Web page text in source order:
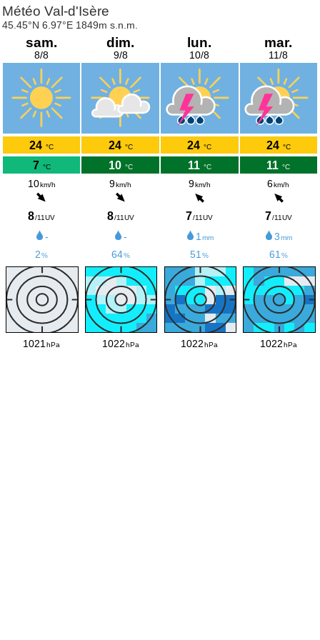
Météo Val-d'Isère
45.45°N 6.97°E 1849m s.n.m.
sam.
8/8
24 °C
7 °C
10km/h
8/11UV
-
2%
1021hPa
dim.
9/8
24 °C
10 °C
9km/h
8/11UV
-
64%
1022 hPa
lun.
10/8
24 °C
11 °C
9km/h
7/11UV
1 mm
51 %
1022 hPa
mar.
11/8
24 °C
11 °C
6km/h
7/11UV
3 mm
61 %
1022 hPa